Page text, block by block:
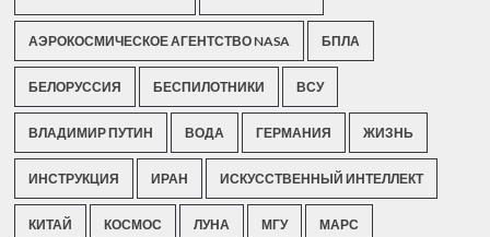
АЭРОКОСМИЧЕСКОЕ АГЕНТСТВО NASA БПЛА
БЕЛОРУССИЯ БЕСПИЛОТНИКИ ВСУ
ВЛАДИМИР ПУТИН ВОДА ГЕРМАНИЯ ЖИЗНЬ
ИНСТРУКЦИЯ ИРАН ИСКУССТВЕННЫЙ ИНТЕЛЛЕКТ
КИТАЙ КОСМОС ЛУНА МГУ МАРС